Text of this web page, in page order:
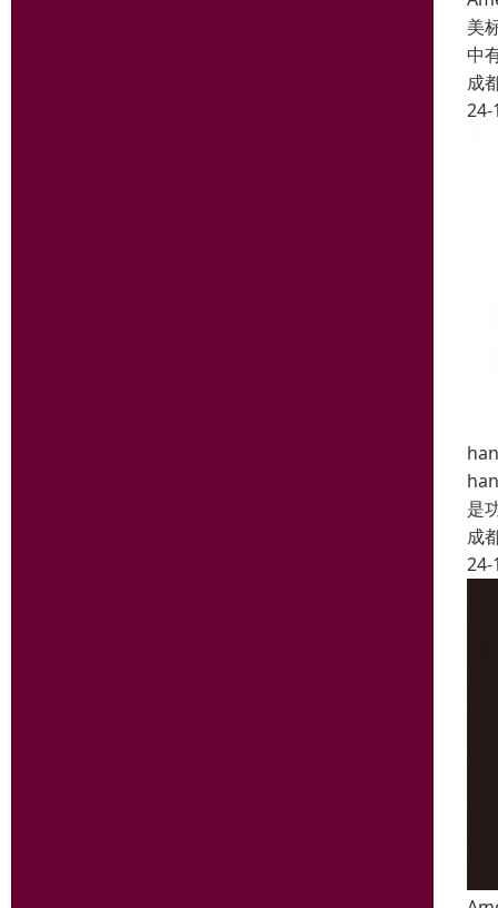
美
中
成
24-
是
成
24-